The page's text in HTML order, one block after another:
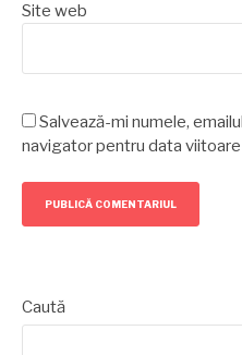
Site web
Salvează-mi numele,
navigator pentru data
Caută